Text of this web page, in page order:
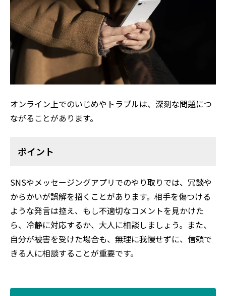
オンライン上でのいじめやトラブルは、深刻な問題につ
ながることがあります。
ポイント
SNSやメッセージングアプリでのやり取りでは、冗談や
からかいが誤解を招くことがあります。相手を傷つける
ような発言は控え、もし不適切なコメントを見かけた
ら、冷静に対応するか、大人に相談しましょう。また、
自分が被害を受けた場合も、無理に我慢せずに、信頼で
きる人に相談することが重要です。